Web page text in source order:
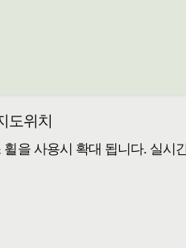
도위치
을 사용시 확대 됩니다. 실시